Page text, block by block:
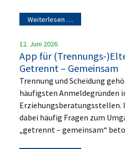
Weiterlesen …
12. Juni 2026
App für (Trennungs-
Getrennt – Gemeinsam
Trennung und Scheidung
häufigsten Anmeldegründen
dabei häufig Fragen zum
„getrennt – gemeinsam“